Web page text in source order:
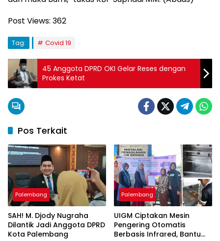
Post Views: 362
Tag: Covid 19
45 Anggota DPRD OKI Gelar Reses dengan
Prokes Ketat
Pos Terkait
Palembang
SAH! M. Djody Nugraha
Dilantik Jadi Anggota DPRD
Kota Palembang
Palembang
UIGM Ciptakan Mesin
Pengering Otomatis
Berbasis Infrared, Bantu